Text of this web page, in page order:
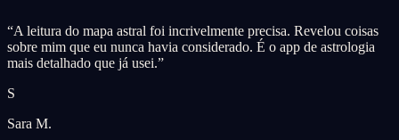
“A leitura do mapa astral foi incrivelmente precisa. Revelou coisas
sobre mim que eu nunca havia considerado. É o app de astrologia
mais detalhado que já usei.”
S
Sara M.